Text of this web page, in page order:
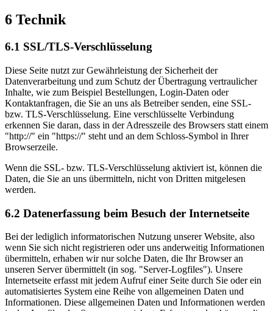
6 Technik
6.1 SSL/TLS-Verschlüsselung
Diese Seite nutzt zur Gewährleistung der Sicherheit der
Datenverarbeitung und zum Schutz der Übertragung vertraulicher
Inhalte, wie zum Beispiel Bestellungen, Login-Daten oder
Kontaktanfragen, die Sie an uns als Betreiber senden, eine SSL-
bzw. TLS-Verschlüsselung. Eine verschlüsselte Verbindung
erkennen Sie daran, dass in der Adresszeile des Browsers statt einem
"http://" ein "https://" steht und an dem Schloss-Symbol in Ihrer
Browserzeile.
Wenn die SSL- bzw. TLS-Verschlüsselung aktiviert ist, können die
Daten, die Sie an uns übermitteln, nicht von Dritten mitgelesen
werden.
6.2 Datenerfassung beim Besuch der Internetseite
Bei der lediglich informatorischen Nutzung unserer Website, also
wenn Sie sich nicht registrieren oder uns anderweitig Informationen
übermitteln, erhaben wir nur solche Daten, die Ihr Browser an
unseren Server übermittelt (in sog. "Server-Logfiles"). Unsere
Internetseite erfasst mit jedem Aufruf einer Seite durch Sie oder ein
automatisiertes System eine Reihe von allgemeinen Daten und
Informationen. Diese allgemeinen Daten und Informationen werden